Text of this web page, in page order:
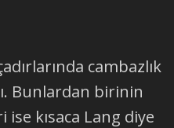
cambazlık
Bunlardan birinin
ise kısaca Lang diye